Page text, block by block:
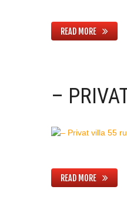
READ MORE
–
READ MORE